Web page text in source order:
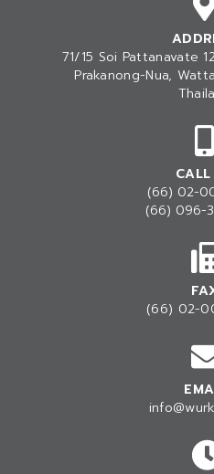
71/15 Soi Pattanavate
Prakanong-Nua,
(66) 02-
(66) 096-
(66) 02-